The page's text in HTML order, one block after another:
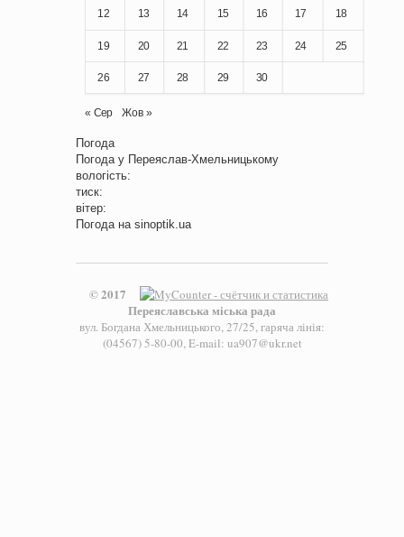
12 13 14 15 16 17 18
19 20 21 22 23 24 25
26 27 28 29 30
« Сер Жов »
Погода
Погода у Переяслав-Хмельницькому
вологість:
тиск:
вітер:
Погода на sinoptik.ua
© 2017
Переяславська міська рада
вул. Богдана Хмельницького, 27/25, гаряча лінія:
(04567) 5-80-00, E-mail: ua907@ukr.net